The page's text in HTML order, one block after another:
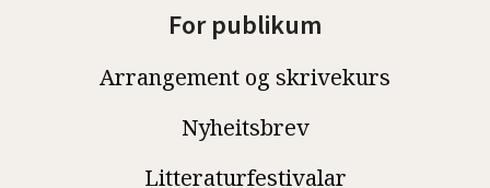
For publikum
Arrangement og skrivekurs
Nyheitsbrev
Litteraturfestivalar